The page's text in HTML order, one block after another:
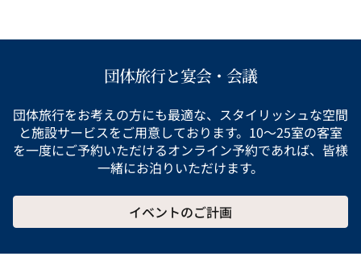
団体旅行と宴会・会議
団体旅行をお考えの方にも最適な、スタイリッシュな空間
と施設サービスをご用意しております。10～25室の客室
を一度にご予約いただけるオンライン予約であれば、皆様
一緒にお泊りいただけます。
イベントのご計画